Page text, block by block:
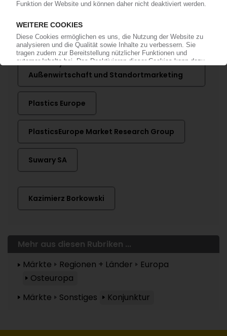
Ergis ERG-System S.A. Eurostat
Gekoplast SA
Germany Trade and Invest - Gesellschaft für
Außenwirtschaft und Standortmarketing
Plastics Europe
PlasticsEurope Market Research Group
Suwary SA
Kazimierz Borkowski
Mehr aus diesen Rubriken ...
Märkte
Regionen + Länder
Europa
Osteuropa
Märkte
Sonstiges Konjunktur